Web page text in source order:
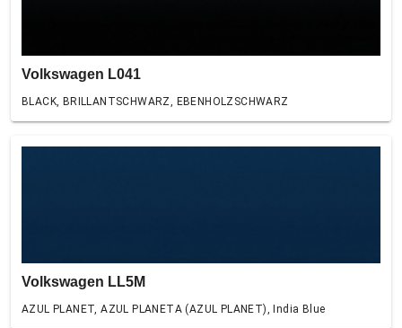
Volkswagen L041
BLACK, BRILLANTSCHWARZ, EBENHOLZSCHWARZ
Volkswagen LL5M
AZUL PLANET, AZUL PLANETA (AZUL PLANET), India Blue